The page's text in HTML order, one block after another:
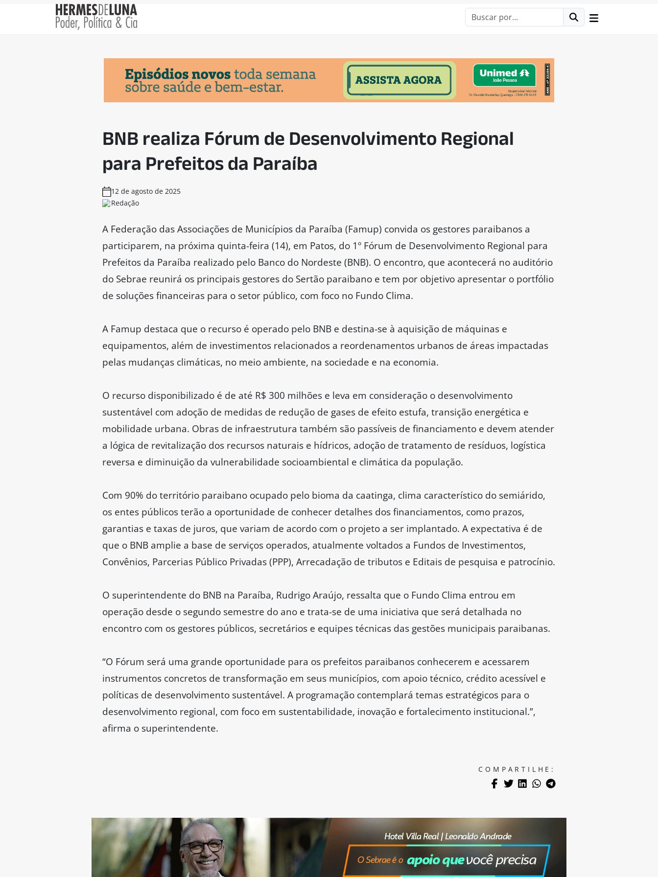
BNB realiza Fórum de Desenvolvimento Regional
para Prefeitos da Paraíba
12 de agosto de 2025
Redação
A Federação das Associações de Municípios da Paraíba (Famup) convida os gestores paraibanos a
participarem, na próxima quinta-feira (14), em Patos, do 1º Fórum de Desenvolvimento Regional para
Prefeitos da Paraíba realizado pelo Banco do Nordeste (BNB). O encontro, que acontecerá no auditório
do Sebrae reunirá os principais gestores do Sertão paraibano e tem por objetivo apresentar o portfólio
de soluções financeiras para o setor público, com foco no Fundo Clima.
A Famup destaca que o recurso é operado pelo BNB e destina-se à aquisição de máquinas e
equipamentos, além de investimentos relacionados a reordenamentos urbanos de áreas impactadas
pelas mudanças climáticas, no meio ambiente, na sociedade e na economia.
O recurso disponibilizado é de até R$ 300 milhões e leva em consideração o desenvolvimento
sustentável com adoção de medidas de redução de gases de efeito estufa, transição energética e
mobilidade urbana. Obras de infraestrutura também são passíveis de financiamento e devem atender
a lógica de revitalização dos recursos naturais e hídricos, adoção de tratamento de resíduos, logística
reversa e diminuição da vulnerabilidade socioambiental e climática da população.
Com 90% do território paraibano ocupado pelo bioma da caatinga, clima característico do semiárido,
os entes públicos terão a oportunidade de conhecer detalhes dos financiamentos, como prazos,
garantias e taxas de juros, que variam de acordo com o projeto a ser implantado. A expectativa é de
que o BNB amplie a base de serviços operados, atualmente voltados a Fundos de Investimentos,
Convênios, Parcerias Público Privadas (PPP), Arrecadação de tributos e Editais de pesquisa e patrocínio.
O superintendente do BNB na Paraíba, Rudrigo Araújo, ressalta que o Fundo Clima entrou em
operação desde o segundo semestre do ano e trata-se de uma iniciativa que será detalhada no
encontro com os gestores públicos, secretários e equipes técnicas das gestões municipais paraibanas.
“O Fórum será uma grande oportunidade para os prefeitos paraibanos conhecerem e acessarem
instrumentos concretos de transformação em seus municípios, com apoio técnico, crédito acessível e
políticas de desenvolvimento sustentável. A programação contemplará temas estratégicos para o
desenvolvimento regional, com foco em sustentabilidade, inovação e fortalecimento institucional.”,
afirma o superintendente.
COMPARTILHE: